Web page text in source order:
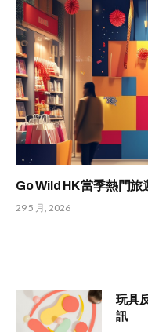
Go Wild HK 當季熱門
29 5 月, 2026
玩具
訊